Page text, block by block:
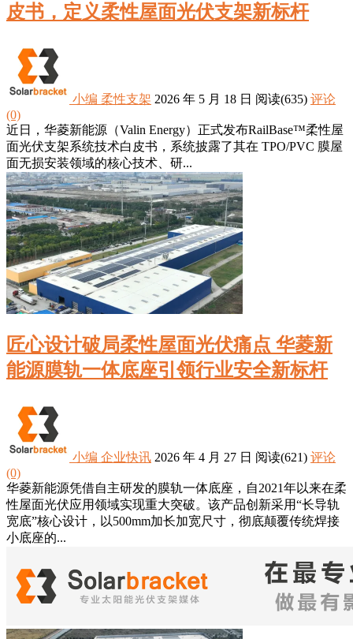
皮书，定义柔性屋面光伏支架新标杆
小编 柔性支架 2026 年 5 月 18 日 阅读(635) 评论
(0)
近日，华菱新能源（Valin Energy）正式发布RailBase™柔性屋
面光伏支架系统技术白皮书，系统披露了其在 TPO/PVC 膜屋
面无损安装领域的核心技术、研...
匠心设计破局柔性屋面光伏痛点 华菱新
能源膜轨一体底座引领行业安全新标杆
小编 企业快讯 2026 年 4 月 27 日 阅读(621) 评论
(0)
华菱新能源凭借自主研发的膜轨一体底座，自2021年以来在柔
性屋面光伏应用领域实现重大突破。该产品创新采用“长导轨
宽底”核心设计，以500mm加长加宽尺寸，彻底颠覆传统焊接
小底座的...